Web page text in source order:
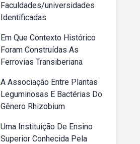
Faculdades/universidades
Identificadas
Em Que Contexto Histórico
Foram Construídas As
Ferrovias Transiberiana
A Associação Entre Plantas
Leguminosas E Bactérias Do
Gênero Rhizobium
Uma Instituição De Ensino
Superior Conhecida Pela